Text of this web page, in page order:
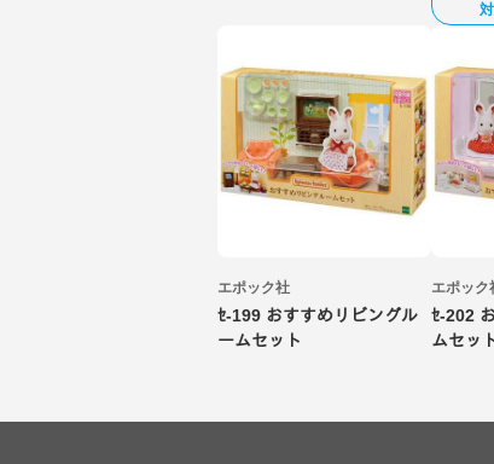
エポック社
ｾ-199 おすすめリビングル
ームセット
エポック
ｾ-202
ムセッ